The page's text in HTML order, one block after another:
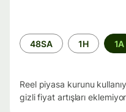
Zaman
aralığı
48SA 1H 1A
Reel piyasa kurunu
gizli fiyat artışları